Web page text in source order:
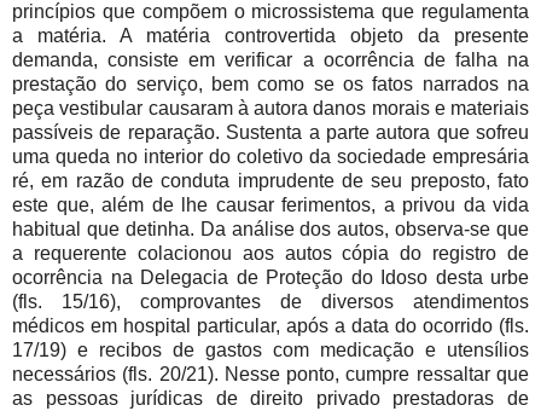
princípios que compõem o microssistema que regulamenta
a matéria. A matéria controvertida objeto da presente
demanda, consiste em verificar a ocorrência de falha na
prestação do serviço, bem como se os fatos narrados na
peça vestibular causaram à autora danos morais e materiais
passíveis de reparação. Sustenta a parte autora que sofreu
uma queda no interior do coletivo da sociedade empresária
ré, em razão de conduta imprudente de seu preposto, fato
este que, além de lhe causar ferimentos, a privou da vida
habitual que detinha. Da análise dos autos, observa-se que
a requerente colacionou aos autos cópia do registro de
ocorrência na Delegacia de Proteção do Idoso desta urbe
(fls. 15/16), comprovantes de diversos atendimentos
médicos em hospital particular, após a data do ocorrido (fls.
17/19) e recibos de gastos com medicação e utensílios
necessários (fls. 20/21). Nesse ponto, cumpre ressaltar que
as pessoas jurídicas de direito privado prestadoras de